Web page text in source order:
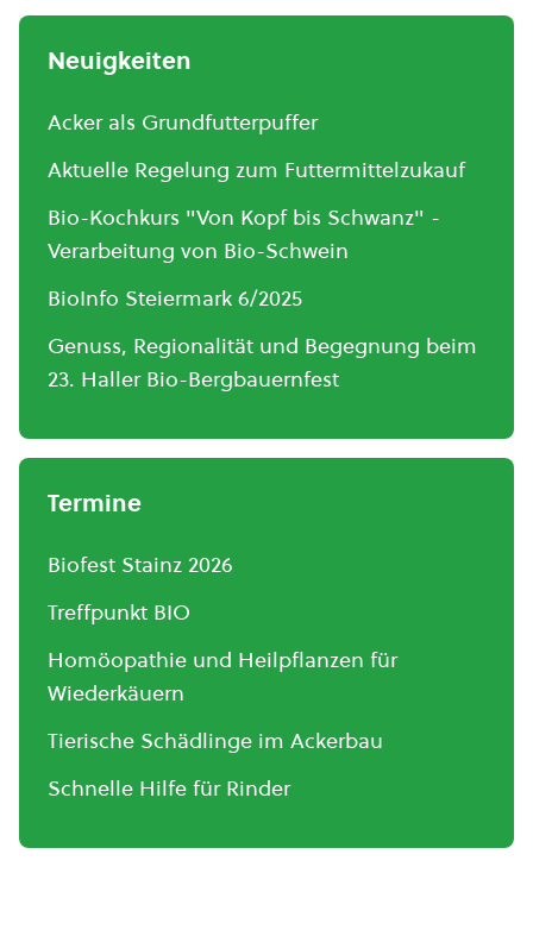
Neuigkeiten
Acker als Grundfutterpuffer
Aktuelle Regelung zum Futtermittelzukauf
Bio-Kochkurs "Von Kopf bis Schwanz" -
Verarbeitung von Bio-Schwein
BioInfo Steiermark 6/2025
Genuss, Regionalität und Begegnung beim
23. Haller Bio-Bergbauernfest
Termine
Biofest Stainz 2026
Treffpunkt BIO
Homöopathie und Heilpflanzen für
Wiederkäuern
Tierische Schädlinge im Ackerbau
Schnelle Hilfe für Rinder